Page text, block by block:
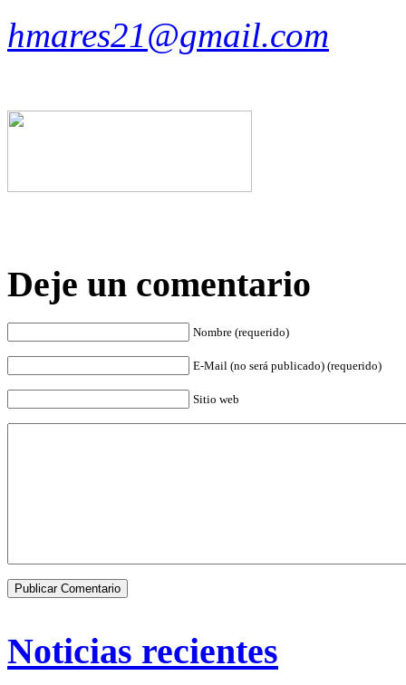
hmares21@gmail.com
Deje un comentario
Nombre (requerido)
E-Mail (no será publicado) (requerido)
Sitio web
Noticias recientes